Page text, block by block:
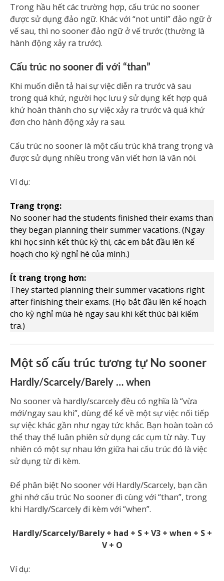
Trong hầu hết các trường hợp, cấu trúc no sooner
được sử dụng đảo ngữ. Khác với “not until” đảo ngữ ở
vế sau, thì no sooner đảo ngữ ở vế trước (thường là
hành động xảy ra trước).
Cấu trúc no sooner đi với “than”
Khi muốn diễn tả hai sự việc diễn ra trước và sau
trong quá khứ, người học lưu ý sử dụng kết hợp quá
khứ hoàn thành cho sự việc xảy ra trước và quá khứ
đơn cho hành động xảy ra sau.
Cấu trúc no sooner là một cấu trúc khá trang trọng và
được sử dụng nhiều trong văn viết hơn là văn nói.
Ví dụ:
Trang trọng:
No sooner had the students finished their exams than
they began planning their summer vacations. (Ngay
khi học sinh kết thúc kỳ thi, các em bắt đầu lên kế
hoạch cho kỳ nghỉ hè của mình.)
Ít trang trọng hơn:
They started planning their summer vacations right
after finishing their exams. (Họ bắt đầu lên kế hoạch
cho kỳ nghỉ mùa hè ngay sau khi kết thúc bài kiểm
tra.)
Một số cấu trúc tương tự No sooner
Hardly/Scarcely/Barely … when
No sooner và hardly/scarcely đều có nghĩa là “vừa
mới/ngay sau khi”, dùng để kể về một sự việc nối tiếp
sự việc khác gần như ngay tức khắc. Bạn hoàn toàn có
thể thay thế luân phiên sử dụng các cụm từ này. Tuy
nhiên có một sự nhau lớn giữa hai cấu trúc đó là việc
sử dụng từ đi kèm.
Để phân biệt No sooner với Hardly/Scarcely, bạn cần
ghi nhớ cấu trúc No sooner đi cùng với “than”, trong
khi Hardly/Scarcely đi kèm với “when”.
Hardly/Scarcely/Barely + had + S + V3 + when + S +
V + O
Ví dụ: